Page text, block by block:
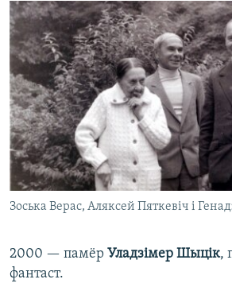
Зоська Верас, Аляксей Пяткевіч і
2000 — памёр Уладзімер Шыцік,
фантаст.